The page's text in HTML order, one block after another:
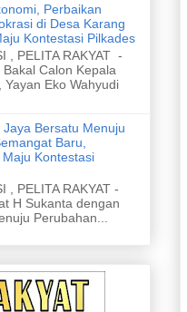
Perbaikan
di Desa Karang
Kontestasi Pilkades
, PELITA RAKYAT -
Calon Kepala
Eko Wahyudi
Bersatu Menuju
Baru,
Kontestasi
, PELITA RAKYAT -
H Sukanta dengan
Perubahan...